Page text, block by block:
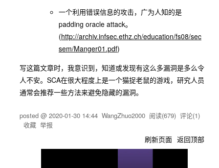
一个利用错误信息的攻击，广为人知的是
padding oracle attack。
(http://archiv.infsec.ethz.ch/education/fs08/sec
sem/Manger01.pdf)
写这篇文章时，我意识到，知道或发现有这么多漏洞是多么令
人不安。SCA在很大程度上是一个猫捉老鼠的游戏，研究人员
通常会推荐一些方法来避免隐藏的漏洞。
posted @ 2020-01-30 14:44 WangZhuo2000 阅读(679) 评论(1)
收藏 举报
刷新页面 返回顶部